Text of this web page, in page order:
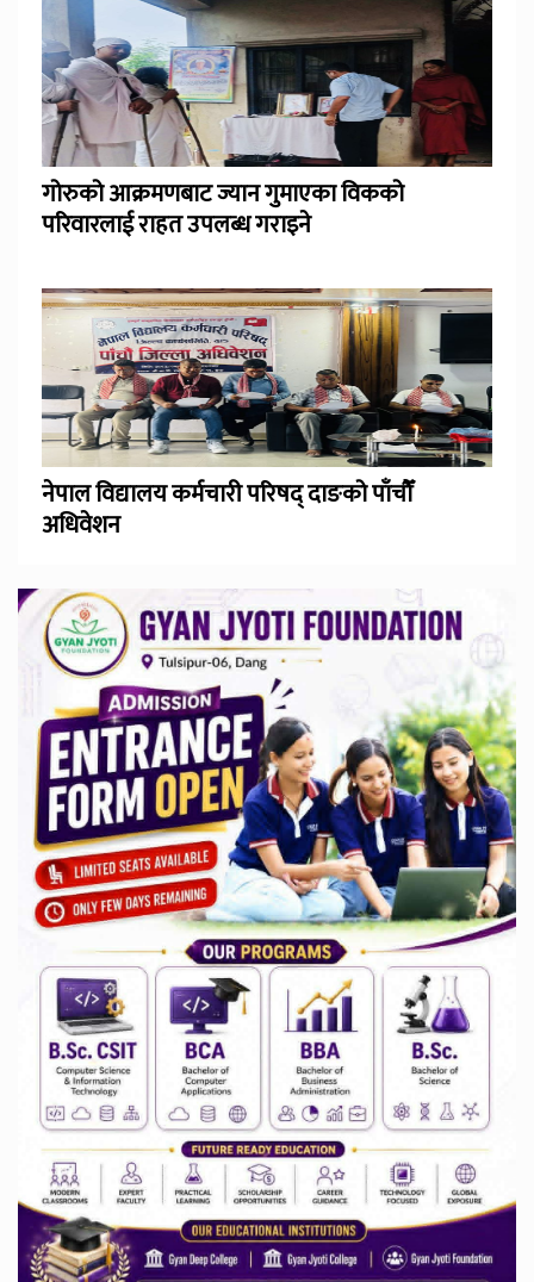
गोरुको आक्रमणबाट ज्यान गुमाएका विकको
परिवारलाई राहत उपलब्ध गराइने
नेपाल विद्यालय कर्मचारी परिषद् दाङको पाँचौँ
अधिवेशन